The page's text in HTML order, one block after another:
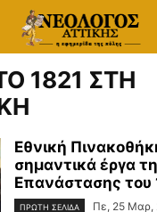
1821 ΣΤΗ
Εθνική
σημαντικά έργα
Επανάστασης του
ΠΡΩΤΗ ΣΕΛΙΔΑ Πε, 25 Μαρ,